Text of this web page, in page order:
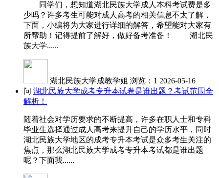
同学们，想知道湖北民族大学成人本科考试费是多
少吗？许多考生可能对成人高考的相关信息不太了解，
下面，小编将为大家进行详细的解答，希望能对大家有
所帮助！记得提前了解好，做好备考准备！ 湖北民
族大学......
湖北民族大学成教学姐 浏览：1 2026-05-16
问 湖北民族大学成考专升本试卷是谁出题？考试范围全
解析！
随着社会对学历要求的不断提高，许多在职人士和专科
毕业生选择通过成人高考来提升自己的学历水平，同时
湖北民族大学地区的成考专升本考试是众多考生关注的
焦点，那么湖北民族大学成考专升本考试都是谁出题
呢？下面我......